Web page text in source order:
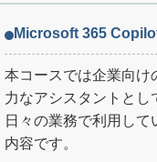
Microsoft 365
本コースでは企業向け
力なアシスタントと
日々の業務で利用し
内容です。